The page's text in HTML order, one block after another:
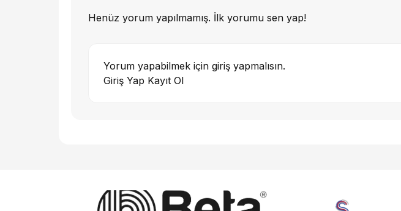
Henüz yorum yapılmamış. İlk yorumu sen yap!
Yorum yapabilmek için giriş yapmalısın.
Giriş Yap Kayıt Ol